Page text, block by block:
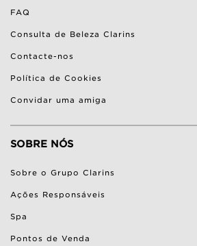
FAQ
Consulta de Beleza Clarins
Contacte-nos
Política de Cookies
Convidar uma amiga
SOBRE NÓS
Sobre o Grupo Clarins
Ações Responsáveis
Spa
Pontos de Venda